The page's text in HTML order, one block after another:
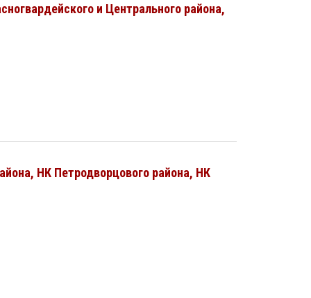
и Центрального района,
НК Петродворцового района, НК